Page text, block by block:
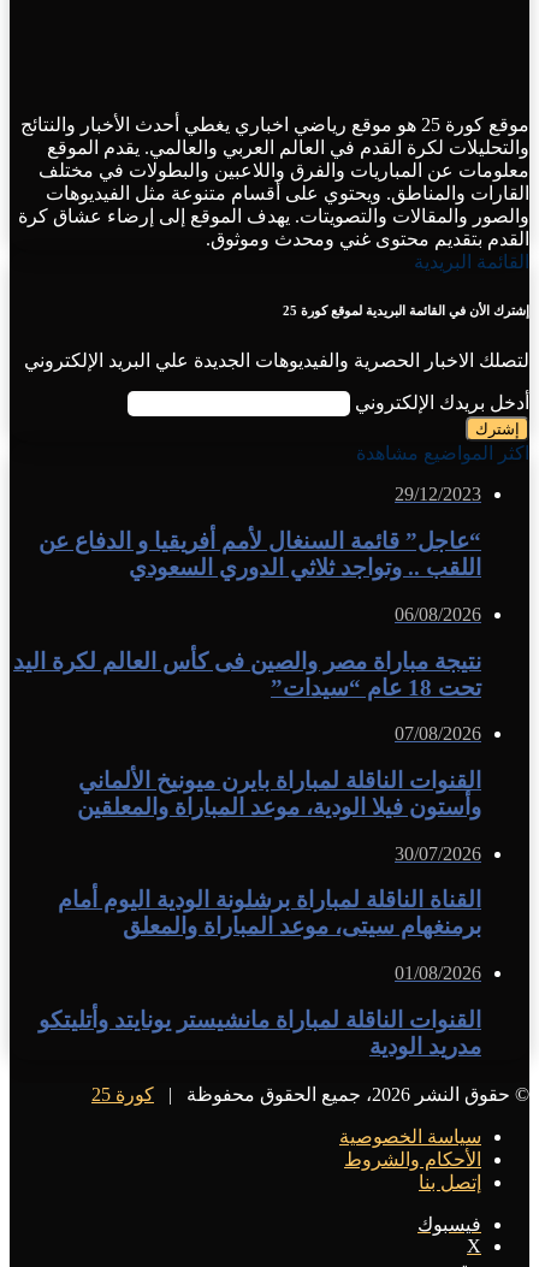
موقع كورة 25 هو موقع رياضي اخباري يغطي أحدث الأخبار والنتائج
والتحليلات لكرة القدم في العالم العربي والعالمي. يقدم الموقع
معلومات عن المباريات والفرق واللاعبين والبطولات في مختلف
القارات والمناطق. ويحتوي على أقسام متنوعة مثل الفيديوهات
والصور والمقالات والتصويتات. يهدف الموقع إلى إرضاء عشاق كرة
القدم بتقديم محتوى غني ومحدث وموثوق.
القائمة البريدية
إشترك الأن في القائمة البريدية لموقع كورة 25
لتصلك الاخبار الحصرية والفيديوهات الجديدة علي البريد الإلكتروني
أدخل بريدك الإلكتروني
اكثر المواضيع مشاهدة
29/12/2023
“عاجل” قائمة السنغال لأمم أفريقيا و الدفاع عن
اللقب .. وتواجد ثلاثي الدوري السعودي
06/08/2026
نتيجة مباراة مصر والصين فى كأس العالم لكرة اليد
تحت 18 عام “سيدات”
07/08/2026
القنوات الناقلة لمباراة بايرن ميونيخ الألماني
وأستون فيلا الودية، موعد المباراة والمعلقين
30/07/2026
القناة الناقلة لمباراة برشلونة الودية اليوم أمام
برمنغهام سيتى، موعد المباراة والمعلق
01/08/2026
القنوات الناقلة لمباراة مانشيستر يونايتد وأتليتكو
مدريد الودية
© حقوق النشر 2026، جميع الحقوق محفوظة | كورة 25
سياسة الخصوصية
الأحكام والشروط
إتصل بنا
فيسبوك
X